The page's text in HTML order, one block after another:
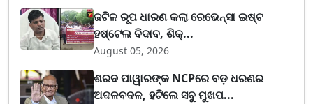
ଜଟିଳ ରୂପ ଧାରଣ କଲା ରେଭେନ୍ସା ଇଷ୍ଟ
ହଷ୍ଟେଲ ବିଦାବ, ଶିକ୍...
August 05, 2026
ଶରଦ ପାୱାରଙ୍କ NCPରେ ବଡ଼ ଧରଣର
ଅଦଳବଦଳ, ହଟିଲେ ସବୁ ମୁଖପ...